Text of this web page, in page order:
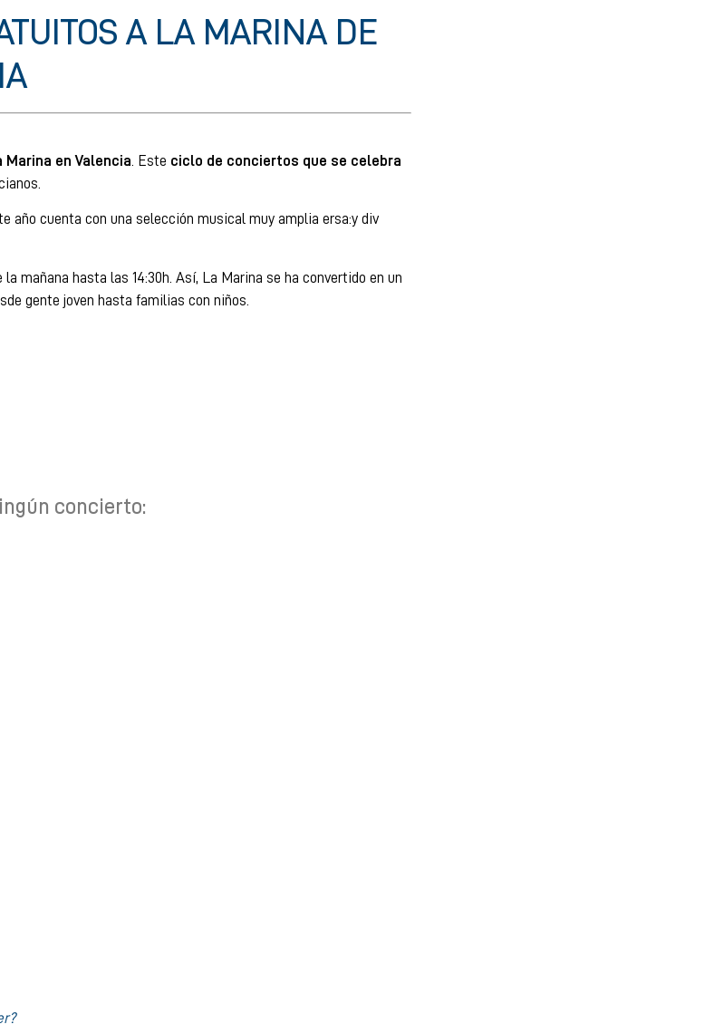
A LA MARINA DE
en Valencia . Este ciclo de conciertos que se celebra
año cuenta con una selección musical muy amplia ersa:y div
mañana hasta las 14:30h. Así, La Marina se ha convertido en un
gente joven hasta familias con niños.
concierto: